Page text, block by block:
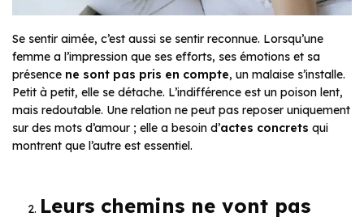
Se sentir aimée, c’est aussi se sentir reconnue. Lorsqu’une
femme a l’impression que ses efforts, ses émotions et sa
présence ne sont pas pris en compte, un malaise s’installe.
Petit à petit, elle se détache. L’indifférence est un poison lent,
mais redoutable. Une relation ne peut pas reposer uniquement
sur des mots d’amour ; elle a besoin d’actes concrets qui
montrent que l’autre est essentiel.
Leurs chemins ne vont pas